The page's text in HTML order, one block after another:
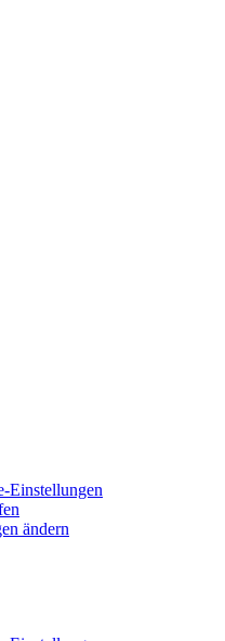
Einstellungen
ändern